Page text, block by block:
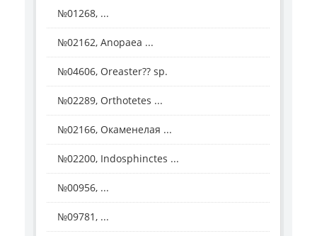
№01268, ...
№02162, Anopaea ...
№04606, Oreaster?? sp.
№02289, Orthotetes ...
№02166, Окаменелая ...
№02200, Indosphinctes ...
№00956, ...
№09781, ...